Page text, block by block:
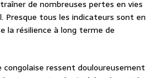
de nombreuses pertes en vies
tous les indicateurs sont en
la résilience à long terme de
congolaise ressent douloureusement